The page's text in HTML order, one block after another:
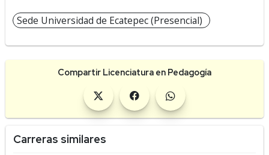
Sede Universidad de Ecatepec (Presencial)
Compartir Licenciatura en Pedagogía
Carreras similares